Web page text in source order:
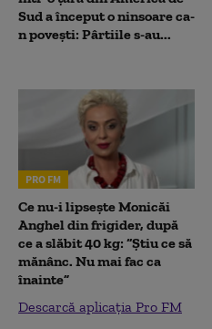
Sud a început o ninsoare ca-
n povești: Pârtiile s-au...
PRO FM
Ce nu-i lipsește Monicăi
Anghel din frigider, după
ce a slăbit 40 kg: “Știu ce să
mănânc. Nu mai fac ca
înainte”
Descarcă aplicația Pro FM